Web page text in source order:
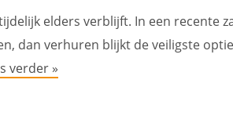
elders verblijft. In een recente
dan verhuren blijkt de veiligste
verder »